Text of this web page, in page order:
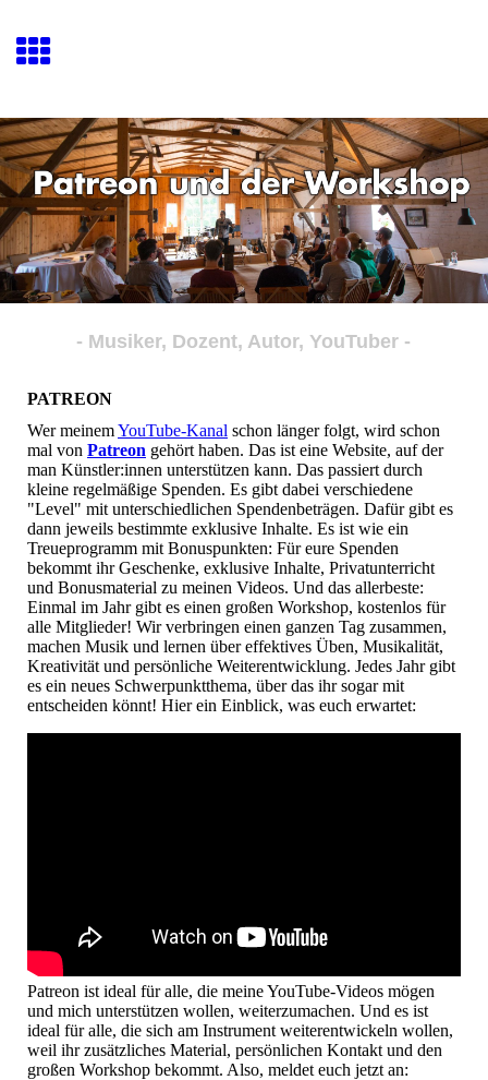
- Musiker, Dozent, Autor, YouTuber -
PATREON
Wer meinemYouTube-Kanal schon länger folgt, wird schon
mal von Patreon gehört haben. Das ist eine Website, auf der
man Künstler:innen unterstützen kann. Das passiert durch
kleine regelmäßige Spenden. Es gibt dabei verschiedene
"Level" mit unterschiedlichen Spendenbeträgen. Dafür gibt es
dann jeweils bestimmte exklusive Inhalte. Es ist wie ein
Treueprogramm mit Bonuspunkten: Für eure Spenden
bekommt ihr Geschenke, exklusive Inhalte, Privatunterricht
und Bonusmaterial zu meinen Videos. Und das allerbeste:
Einmal im Jahr gibt es einen großen Workshop, kostenlos für
alle Mitglieder! Wir verbringen einen ganzen Tag zusammen,
machen Musik und lernen über effektives Üben, Musikalität,
Kreativität und persönliche Weiterentwicklung. Jedes Jahr gibt
es ein neues Schwerpunktthema, über das ihr sogar mit
entscheiden könnt! Hier ein Einblick, was euch erwartet:
Patreon ist ideal für alle, die meine YouTube-Videos mögen
und mich unterstützen wollen, weiterzumachen. Und es ist
ideal für alle, die sich am Instrument weiterentwickeln wollen,
weil ihr zusätzliches Material, persönlichen Kontakt und den
großen Workshop bekommt. Also, meldet euch jetzt an: